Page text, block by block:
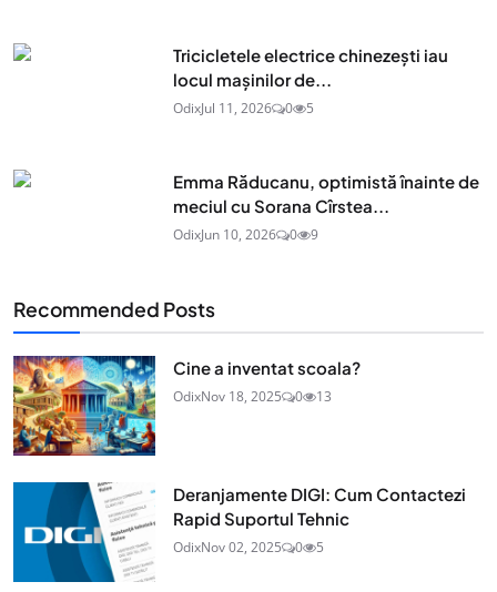
Tricicletele electrice chinezești iau
locul mașinilor de...
OdixJul 11, 2026 0 5
Emma Răducanu, optimistă înainte de
meciul cu Sorana Cîrstea...
OdixJun 10, 2026 0 9
Recommended Posts
Cine a inventat scoala?
OdixNov 18, 2025 0 13
Deranjamente DIGI: Cum Contactezi
Rapid Suportul Tehnic
OdixNov 02, 2025 0 5